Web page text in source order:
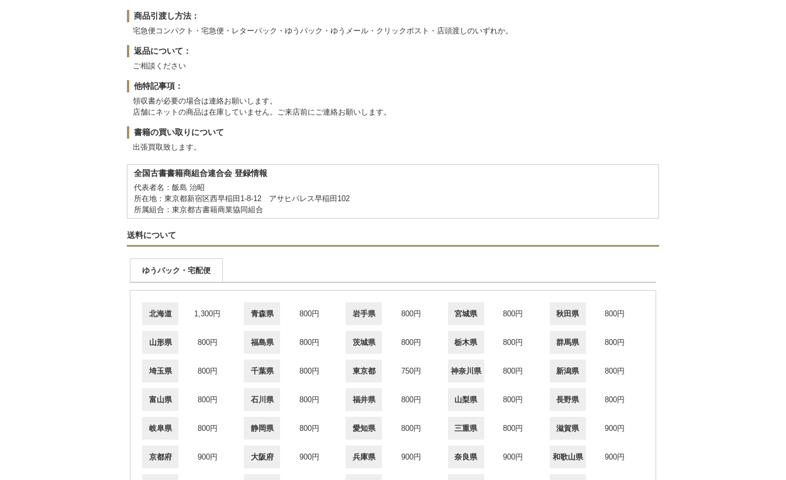
商品引渡し方法：
宅急便コンパクト・宅急便・レターパック・ゆうパック・ゆうメール・クリックポスト・店頭渡しのいずれか。
返品について：
ご相談ください
他特記事項：
領収書が必要の場合は連絡お願いします。
店舗にネットの商品は在庫していません。ご来店前にご連絡お願いします。
書籍の買い取りについて
出張買取致します。
全国古書書籍商組合連合会 登録情報
代表者名：飯島 治昭
所在地：東京都新宿区西早稲田1-8-12 アサヒパレス早稲田102
所属組合：東京都古書籍商業協同組合
送料について
ゆうパック・宅配便
北海道 1,300円 青森県 800円 岩手県 800円 宮城県 800円 秋田県 800円
山形県 800円 福島県 800円 茨城県 800円 栃木県 800円 群馬県 800円
埼玉県 800円 千葉県 800円 東京都 750円 神奈川県 800円 新潟県 800円
富山県 800円 石川県 800円 福井県 800円 山梨県 800円 長野県 800円
岐阜県 800円 静岡県 800円 愛知県 800円 三重県 800円 滋賀県 900円
京都府 900円 大阪府 900円 兵庫県 900円 奈良県 900円 和歌山県 900円